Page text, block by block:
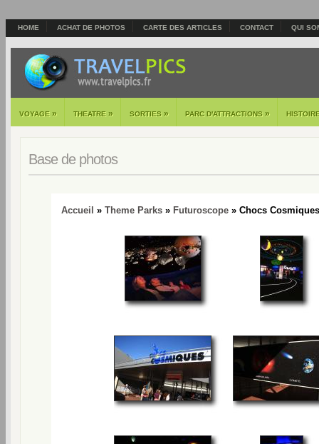
HOME ACHAT DE PHOTOS CARTE DES ARTICLES CONTACT QUI
VOYAGE » THEATRE » SORTIES » PARC D'ATTRACTIONS »
Base de photos
Accueil » Theme Parks » Futuroscope » Chocs